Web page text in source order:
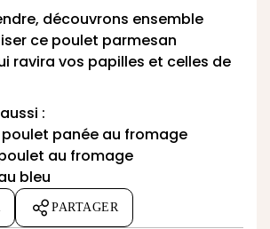
découvrons ensemble
ce poulet parmesan
ravira vos papilles et celles de
:
poulet panée au fromage
au fromage
bleu
PARTAGER